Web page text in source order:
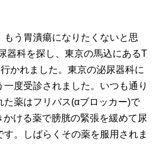
もう胃潰瘍になりたくないと思
器科を探し、東京の馬込にあるT
かれました。東京の泌尿器科に
度受診されました。いつも通り
薬はフリバス(αブロッカー)で
かける薬で膀胱の緊張を緩めて尿
。しばらくその薬を服用されま